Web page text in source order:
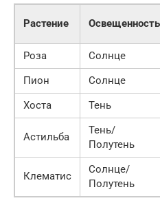
Растение Освещенность
Роза
Солнце
Пион
Солнце
Хоста
Тень
Астильба
Тень/
Полутень
Клематис
Солнце/
Полутень